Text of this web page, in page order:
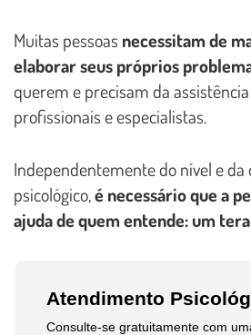
Muitas pessoas necessitam de
elaborar seus próprios
querem e precisam da
profissionais e especialistas.
Independentemente do nível e
psicológico,é necessário que a
ajuda de quem entende: um
Atendimento
Consulte-se gratuitamente com